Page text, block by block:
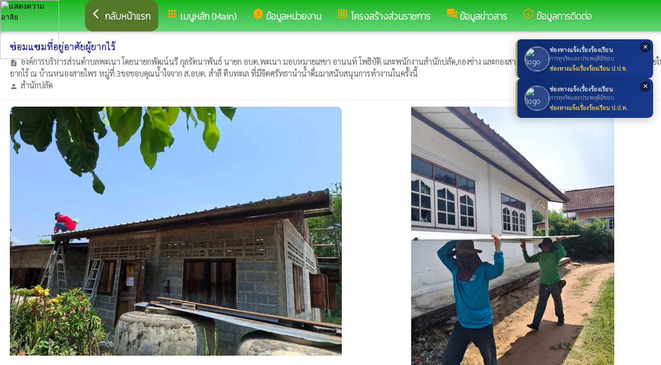
✕
ช่องทางแจ้งเรื่องร้องเรียน
การทุจริตและประพฤติมิชอบ
ช่องทางแจ้งเรื่องร้องเรียน ป.ป.ช.
✕
ช่องทางแจ้งเรื่องร้องเรียน
การทุจริตและประพฤติมิชอบ
ช่องทางแจ้งเรื่องร้องเรียน ป.ป.ท.
arrow_back_ios กลับหน้าแรก apps เมนูหลัก (Main) info ข้อมูลหน่วยงาน developer_board โครงสร้างส่วนราชการ forum ข้อมูลข่าวสาร info_outline ข้อมูลการติดต่อ
ซ่อมแซมที่อยู่อาศัยผู้ยากไร้
description องค์การบริหารส่วนตำบลพะเนา โดยนายกพัฒน์นรี กุลรัตนาพันธ์ นายก อบต.พะเนา มอบหมายเลขา อานนท์ โพธิบัติ และพนักงานสำนักปลัด,กองช่าง และกองสาธารณสุข ลงพื้นที่ช่วยเหลือซ่อมแซมที่อยู่อาศัย
ยากไร้ ณ บ้านหนองสายไพร หมู่ที่ 3ขอขอบคุณน้ำใจจาก ส.อบต. สำลี ตีบทะเล ที่มีจิตศรัทธานำน้ำดื่มมาสนับสนุนการทำงานในครั้งนี้
person สำนักปลัด